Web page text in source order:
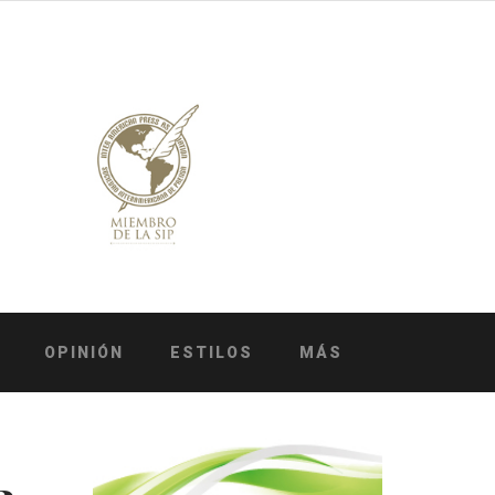
OPINIÓN ESTILOS MÁS